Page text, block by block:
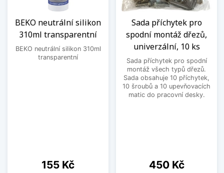
BEKO neutrální silikon
310ml transparentní
BEKO neutrální silikon 310ml
transparentní
Cena
155 Kč
Sada příchytek pro
spodní montáž dřezů,
univerzální, 10 ks
Sada příchytek pro spodní
montáž všech typů dřezů.
Sada obsahuje 10 příchytek,
10 šroubů a 10 upevňovacích
matic do pracovní desky.
Cena
450 Kč